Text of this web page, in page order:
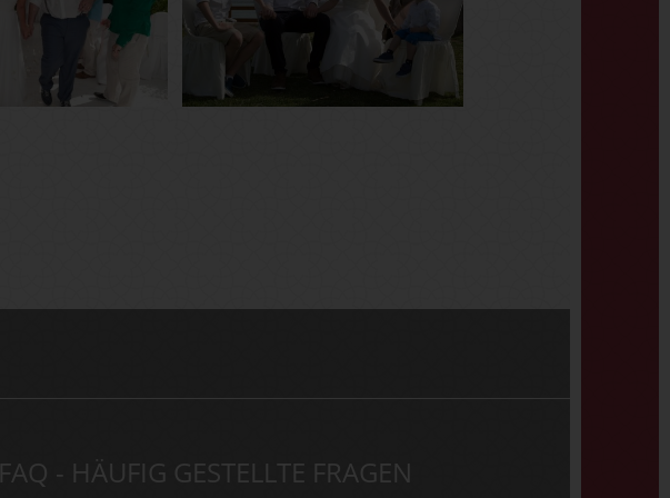
FAQ - HÄUFIG GESTELLTE FRAGEN